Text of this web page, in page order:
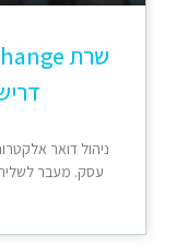
ניהול דואר
עסק. מעבר